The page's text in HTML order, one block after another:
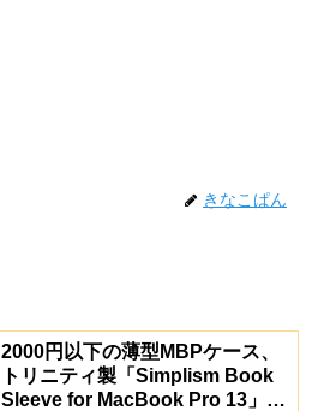
きなこぱん
2000円以下の薄型MBPケース、
トリニティ製「Simplism Book
Sleeve for MacBook Pro 13」レ